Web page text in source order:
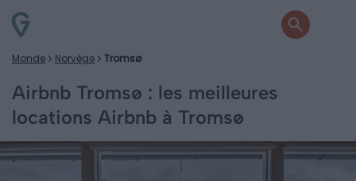
Monde Norvège Tromsø
Airbnb Tromsø : les meilleures
locations Airbnb à Tromsø